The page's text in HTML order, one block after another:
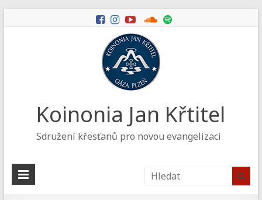
Koinonia Jan Křtitel
Sdružení křesťanů pro novou evangelizaci